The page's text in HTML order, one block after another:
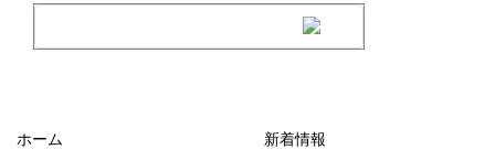
ホーム 新着情報